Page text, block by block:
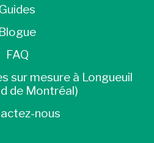
Guides
Blogue
FAQ
sur mesure à Longueuil
de Montréal)
nous